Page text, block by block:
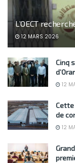
L’OECT
12 MARS 2026
Cinq
12
de
12